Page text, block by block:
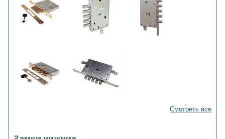
Смотреть все